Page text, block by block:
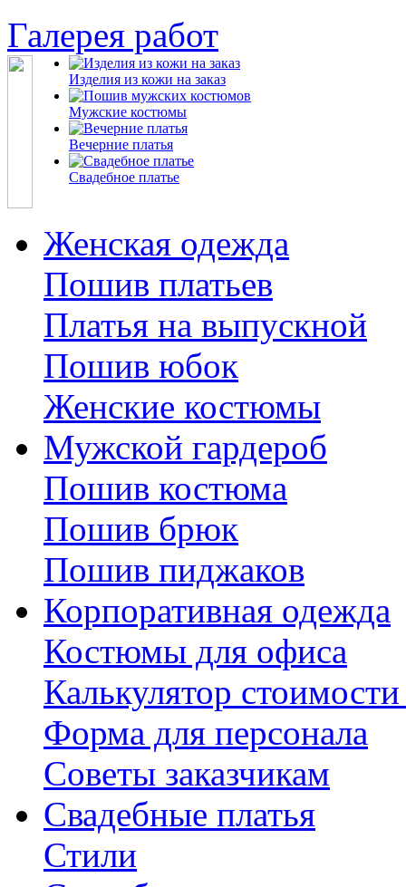
Галерея работ
Изделия из кожи на заказ
Мужские костюмы
Вечерние платья
Свадебное платье
Женская одежда
Пошив платьев
Платья на выпускной
Пошив юбок
Женские костюмы
Мужской гардероб
Пошив костюма
Пошив брюк
Пошив пиджаков
Корпоративная одежда
Костюмы для офиса
Калькулятор
Форма для персонала
Советы заказчикам
Свадебные платья
Стили